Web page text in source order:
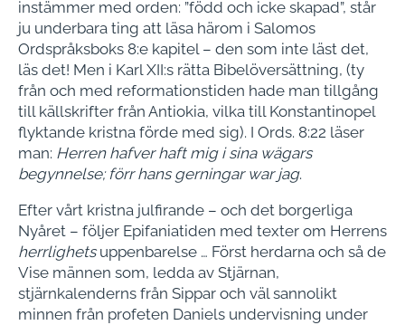
instämmer med orden: ”född och icke skapad”, står
ju underbara ting att läsa härom i Salomos
Ordspråksboks 8:e kapitel – den som inte läst det,
läs det! Men i Karl XII:s rätta Bibelöversättning, (ty
från och med reformationstiden hade man tillgång
till källskrifter från Antiokia, vilka till Konstantinopel
flyktande kristna förde med sig). I Ords. 8:22 läser
man: Herren hafver haft mig i sina wägars
begynnelse; förr hans gerningar war jag.
Efter vårt kristna julfirande – och det borgerliga
Nyåret – följer Epifaniatiden med texter om Herrens
herrlighetsuppenbarelse … Först herdarna och så de
Vise männen som, ledda av Stjärnan,
stjärnkalenderns från Sippar och väl sannolikt
minnen från profeten Daniels undervisning under